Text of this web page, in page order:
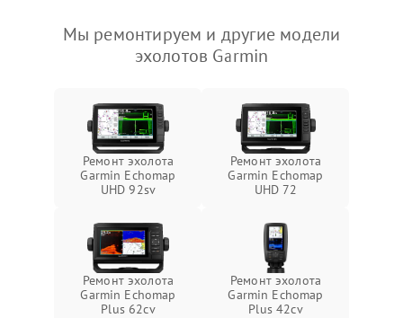
Мы ремонтируем и другие модели
эхолотов Garmin
Ремонт эхолота
Garmin Echomap
UHD 92sv
Ремонт эхолота
Garmin Echomap
UHD 72
Ремонт эхолота
Garmin Echomap
Plus 62cv
Ремонт эхолота
Garmin Echomap
Plus 42cv